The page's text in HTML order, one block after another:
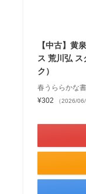
【中古】黄
ス 荒川弘 ス
ク）
春うららかな
¥302
（2026/